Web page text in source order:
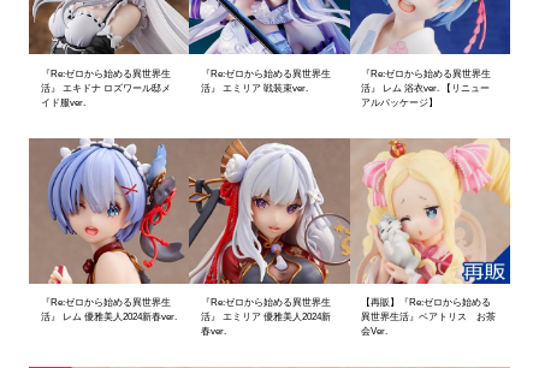
『Re:ゼロから始める異世界生
活』 エキドナ ロズワール邸メ
イド服ver.
『Re:ゼロから始める異世界生
活』 エミリア 戦装束ver.
『Re:ゼロから始める異世界生
活』 レム 浴衣ver. 【リニュー
アルパッケージ】
『Re:ゼロから始める異世界生
活』 レム 優雅美人2024新春ver.
『Re:ゼロから始める異世界生
活』 エミリア 優雅美人2024新
春ver.
【再販】『Re:ゼロから始める
異世界生活』ベアトリス お茶
会Ver.